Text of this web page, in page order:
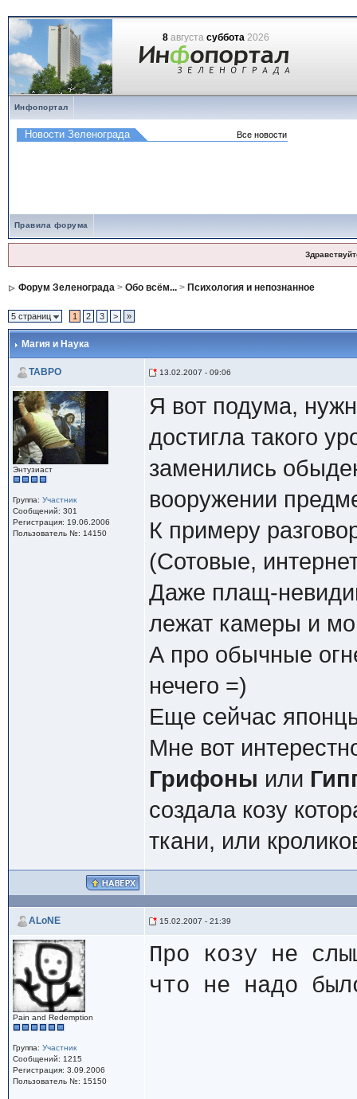
8августа суббота2026
Инфопортал
Правила форума
Форум Зеленограда> Обо всём...> Психология и непознанное
5 страниц 1 2 3 > »
Магия и Наука
TABPO 13.02.2007 - 09:06
Энтузиаст
Группа: Участник
Сообщений: 301
Регистрация: 19.06.2006
Пользователь №: 14150
Я вот подума,
достигла такого
заменились
вооружении
К примеру
(Сотовые,
Даже плащ-
лежат камеры и
А про обычные
нечего =)
Еще сейчас
Мне вот
Грифоны или
создала козу
ткани, или
ALoNЕ 15.02.2007 - 21:39
Pain and Redemption
Группа: Участник
Сообщений: 1215
Регистрация: 3.09.2006
Пользователь №: 15150
Про козу не
что не надо